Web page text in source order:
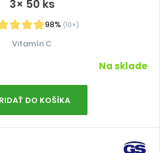
3× 50 ks
98% (10×)
Vitamín C
Na sklade
DO KOŠÍKA